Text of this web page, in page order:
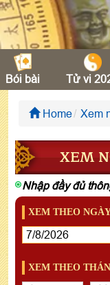
Bói bài Tử vi
Home Xem
XEM
Nhập đầy đủ
XEM THEO
XEM THEO